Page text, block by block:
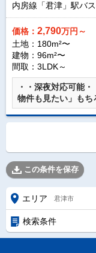
内房線「君津」駅バス
価格： 2,790万円～
土地：180m²〜
建物：96m²〜
間取：3LDK～
・・深夜対応可能
物件も見たい」もち
この条件を保存
エリア 君津市
検索条件